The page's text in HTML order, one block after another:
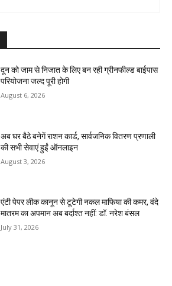
दून को जाम से निजात के लिए बन रही ग्रीनफील्ड बाईपास
परियोजना जल्द पूरी होगी
August 6, 2026
अब घर बैठे बनेगें राशन कार्ड, सार्वजनिक वितरण प्रणाली
की सभी सेवाएं हुईं ऑनलाइन
August 3, 2026
एंटी पेपर लीक कानून से टूटेगी नकल माफिया की कमर, वंदे
मातरम का अपमान अब बर्दाश्त नहीं: डॉ. नरेश बंसल
July 31, 2026